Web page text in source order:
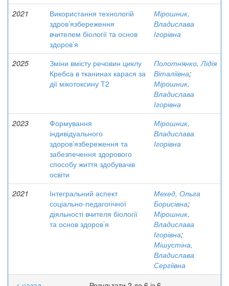
2021
Використання технологій
здров’язбереження
вчителем біології та основ
здоров’я
Мірошник,
Владислава
Ігорівна
2025
Зміни вмісту речовин циклу
Кребса в тканинах карася за
дії мікотоксину Т2
Полотнянко, Лідія
Віталіївна;
Мірошник,
Владислава
Ігорівна
2023
Формування
індивідуального
здоров’язбереження та
забезпечення здорового
способу життя здобувачів
освіти
Мірошник,
Владислава
Ігорівна
2021
Інтегральний аспект
соціально-педагогічної
діяльності вчителя біології
та основ здоров’я
Мехед, Ольга
Борисівна;
Мірошник,
Владислава
Ігорівна;
Мішустіна,
Владислава
Сергіївна